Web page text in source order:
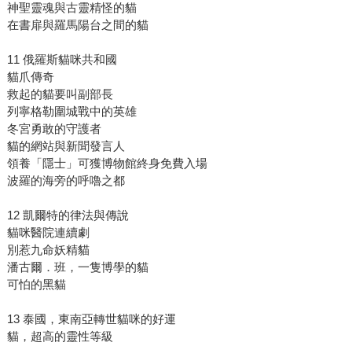
神聖靈魂與古靈精怪的貓
在書扉與羅馬陽台之間的貓
11 俄羅斯貓咪共和國
貓爪傳奇
救起的貓要叫副部長
列寧格勒圍城戰中的英雄
冬宮勇敢的守護者
貓的網站與新聞發言人
領養「隱士」可獲博物館終身免費入場
波羅的海旁的呼嚕之都
12 凱爾特的律法與傳說
貓咪醫院連續劇
別惹九命妖精貓
潘古爾．班，一隻博學的貓
可怕的黑貓
13 泰國，東南亞轉世貓咪的好運
貓，超高的靈性等級